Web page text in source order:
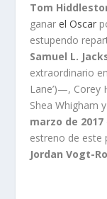
Tom
ganarel Oscar
estupendo
Samuel L.
extraordinario
Lane’)—, Corey
Shea Whigham
marzo de 2017
estreno de este
Jordan Vogt-